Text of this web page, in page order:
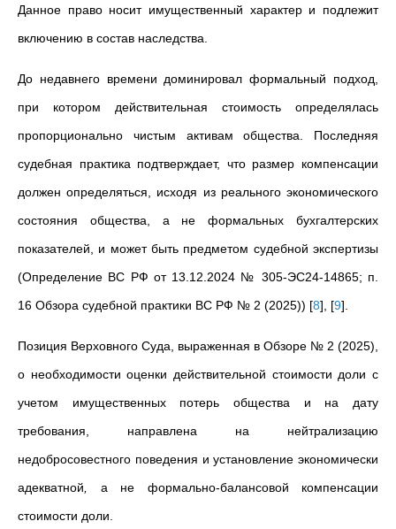
Данное право носит имущественный характер и подлежит
включению в состав наследства.
До недавнего времени доминировал формальный подход,
при котором действительная стоимость определялась
пропорционально чистым активам общества. Последняя
судебная практика подтверждает, что размер компенсации
должен определяться, исходя из реального экономического
состояния общества, а не формальных бухгалтерских
показателей, и может быть предметом судебной экспертизы
(Определение ВС РФ от 13.12.2024 № 305-ЭС24-14865; п.
16 Обзора судебной практики ВС РФ № 2 (2025)) [8] [9]
Позиция Верховного Суда, выраженная в Обзоре № 2 (2025),
о необходимости оценки действительной стоимости доли с
учетом имущественных потерь общества и на дату
требования, направлена на нейтрализацию
недобросовестного поведения и установление экономически
адекватной
а не формально-балансовой компенсации
стоимости доли.